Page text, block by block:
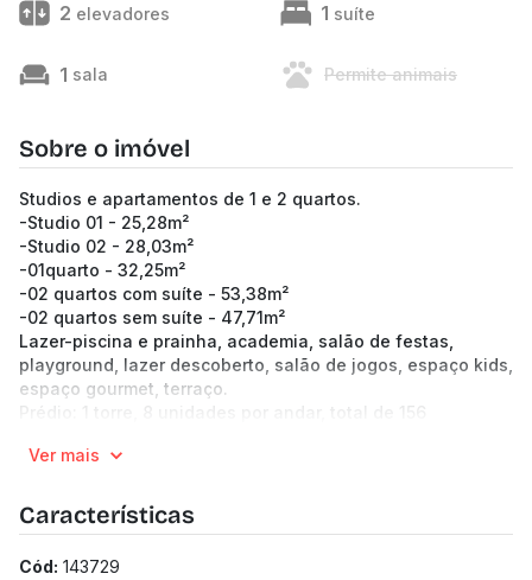
2 elevadores 1 suíte
1 sala Permite animais
Sobre o imóvel
Studios e apartamentos de 1 e 2 quartos.
-Studio 01 - 25,28m²
-Studio 02 - 28,03m²
-01quarto - 32,25m²
-02 quartos com suíte - 53,38m²
-02 quartos sem suíte - 47,71m²
Lazer-piscina e prainha, academia, salão de festas,
playground, lazer descoberto, salão de jogos, espaço kids,
espaço gourmet, terraço.
Prédio: 1 torre, 8 unidades por andar, total de 156
eclusa, bicicletário, lavanderia, mini mercado.
Ver mais
Características
Cód: 143729